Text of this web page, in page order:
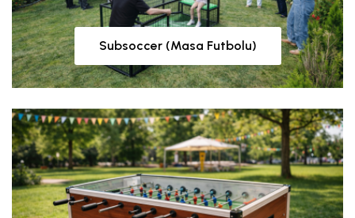
Subsoccer (Masa Futbolu)